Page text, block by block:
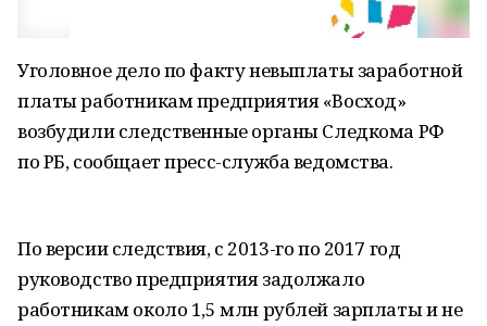
Уголовное дело по факту невыплаты заработной
платы работникам предприятия «Восход»
возбудили следственные органы Следкома РФ
по РБ, сообщает пресс-служба ведомства.
По версии следствия, с 2013-го по 2017 год
руководство предприятия задолжало
работникам около 1,5 млн рублей зарплаты и не